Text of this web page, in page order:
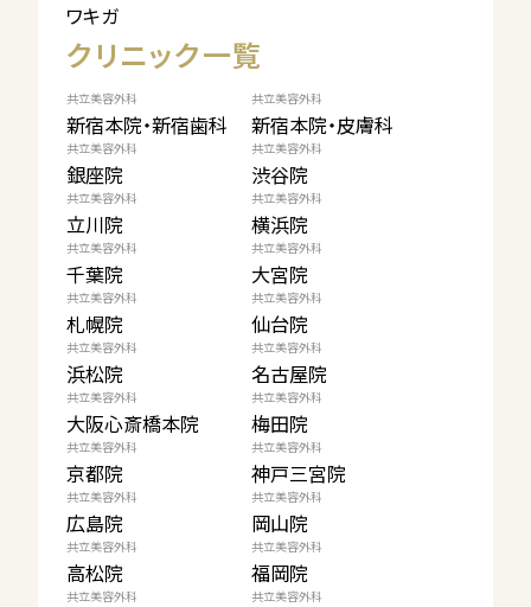
ワキガ
クリニック一覧
共立美容外科
新宿本院・新宿歯科
共立美容外科
新宿本院・皮膚科
共立美容外科
銀座院
共立美容外科
渋谷院
共立美容外科
立川院
共立美容外科
横浜院
共立美容外科
千葉院
共立美容外科
大宮院
共立美容外科
札幌院
共立美容外科
仙台院
共立美容外科
浜松院
共立美容外科
名古屋院
共立美容外科
大阪心斎橋本院
共立美容外科
梅田院
共立美容外科
京都院
共立美容外科
神戸三宮院
共立美容外科
広島院
共立美容外科
岡山院
共立美容外科
高松院
共立美容外科
福岡院
共立美容外科 共立美容外科